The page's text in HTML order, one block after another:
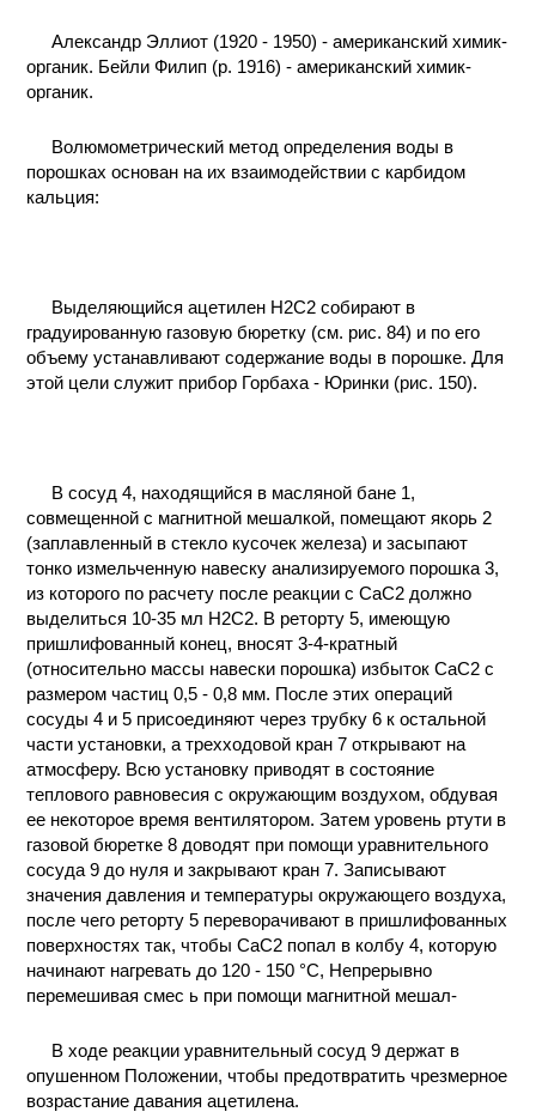
Александр Эллиот (1920 - 1950) - американский химик-
органик. Бейли Филип (р. 1916) - американский химик-
органик.
Волюмометрический метод определения воды в
порошках основан на их взаимодействии с карбидом
кальция:
Выделяющийся ацетилен Н2С2 собирают в
градуированную газовую бюретку (см. рис. 84) и по его
объему устанавливают содержание воды в порошке. Для
этой цели служит прибор Горбаха - Юринки (рис. 150).
В сосуд 4, находящийся в масляной бане 1,
совмещенной с магнитной мешалкой, помещают якорь 2
(заплавленный в стекло кусочек железа) и засыпают
тонко измельченную навеску анализируемого порошка 3,
из которого по расчету после реакции с СаС2 должно
выделиться 10-35 мл Н2С2. В реторту 5, имеющую
пришлифованный конец, вносят 3-4-кратный
(относительно массы навески порошка) избыток СаС2 с
размером частиц 0,5 - 0,8 мм. После этих операций
сосуды 4 и 5 присоединяют через трубку 6 к остальной
части установки, а трехходовой кран 7 открывают на
атмосферу. Всю установку приводят в состояние
теплового равновесия с окружающим воздухом, обдувая
ее некоторое время вентилятором. Затем уровень ртути в
газовой бюретке 8 доводят при помощи уравнительного
сосуда 9 до нуля и закрывают кран 7. Записывают
значения давления и температуры окружающего воздуха,
после чего реторту 5 переворачивают в пришлифованных
поверхностях так, чтобы СаС2 попал в колбу 4, которую
начинают нагревать до 120 - 150 °С, Непрерывно
перемешивая смес ь при помощи магнитной мешал-
В ходе реакции уравнительный сосуд 9 держат в
опушенном Положении, чтобы предотвратить чрезмерное
возрастание давания ацетилена.